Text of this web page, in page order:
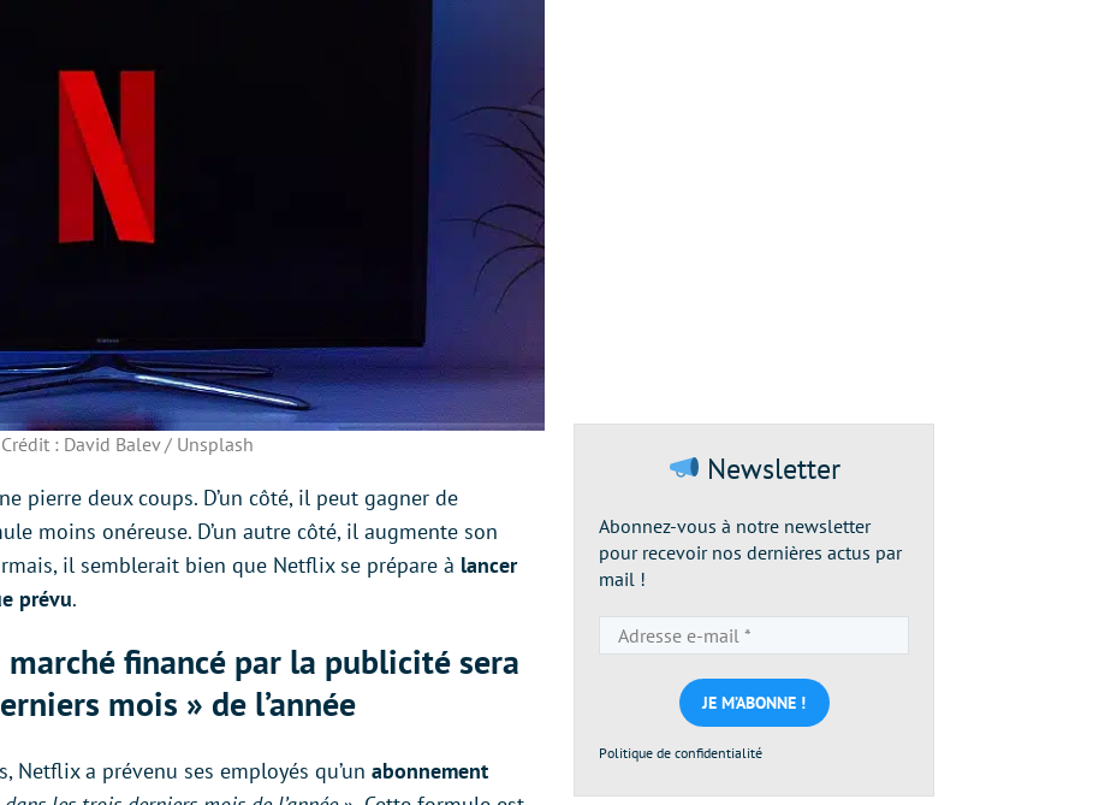
: David Balev / Unsplash
pierre deux coups. D’un côté, il peut gagner de
moins onéreuse. D’un autre côté, il augmente son
il semblerait bien que Netflix se prépare à lancer
prévu.
financé par la publicité sera
mois » de l’année
Netflix a prévenu ses employés qu’un abonnement
Newsletter
Abonnez-vous à notre newsletter
pour recevoir nos dernières actus par
mail !
e-
mail
*
Politique de confidentialité